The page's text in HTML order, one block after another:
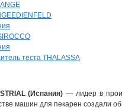
теста THALASSA
(Испания) — лидер в
машин для пекарен создали